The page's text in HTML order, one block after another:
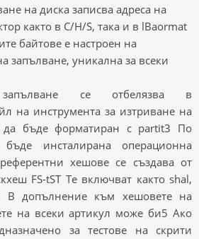
на диска записва адреса на
както в C/H/S, така и в lBaormat
байтове е настроен на
запълване, уникална за всеки
се отбелязва в
на инструмента за изтриване на
да бъде форматиран с partit3 По
инсталирана операционна
хешове се създава от
FS-tST Те включват както shal,
В допълнение към хешовете на
на всеки артикул може би5 Ако
за тестове на скрити